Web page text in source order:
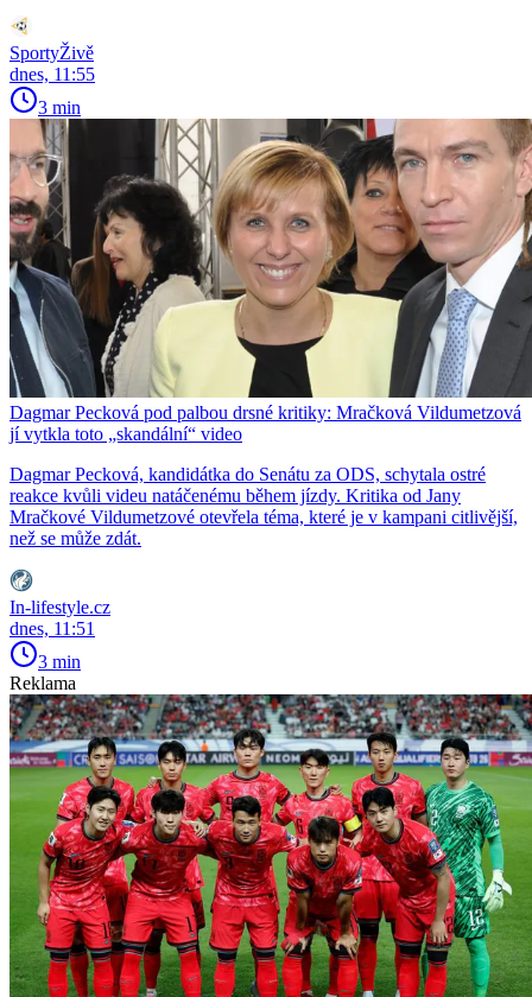
SportyŽivě
dnes, 11:55
3 min
Dagmar Pecková pod palbou drsné kritiky: Mračková Vildumetzová
jí vytkla toto „skandální“ video
Dagmar Pecková, kandidátka do Senátu za ODS, schytala ostré
reakce kvůli videu natáčenému během jízdy. Kritika od Jany
Mračkové Vildumetzové otevřela téma, které je v kampani citlivější,
než se může zdát.
In-lifestyle.cz
dnes, 11:51
3 min
Reklama